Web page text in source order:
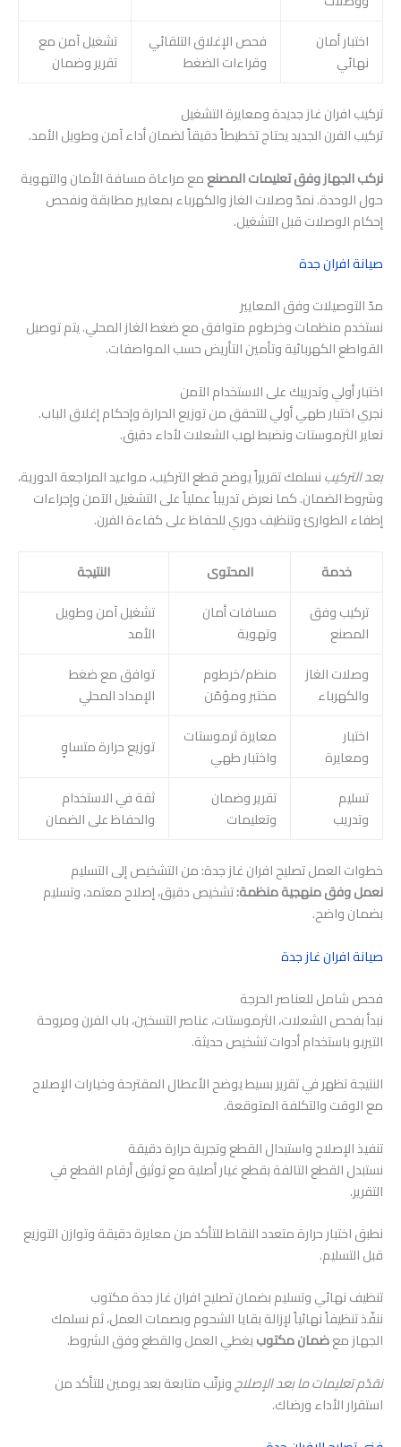
اختبار أمان
نهائي
فحص الإغلاق التلقائي
وقراءات الضغط
تشغيل آمن مع
تقرير وضمان
تركيب افران غاز جديدة ومعايرة التشغيل
تركيب الفرن الجديد يحتاج تخطيطاً دقيقاً لضمان أداء آمن وطويل الأمد.
نركب الجهاز وفق تعليمات المصنعمع مراعاة مسافة الأمان والتهوية
حول الوحدة. نمدّ وصلات الغاز والكهرباء بمعايير مطابقة ونفحص
إحكام الوصلات قبل التشغيل.
صيانة افران جدة
مدّ التوصيلات وفق المعايير
نستخدم منظمات وخرطوم متوافق مع ضغط الغاز المحلي. يتم توصيل
القواطع الكهربائية وتأمين التأريض حسب المواصفات.
اختبار أولي وتدريبك على الاستخدام الآمن
نجري اختبار طهي أولي للتحقق من توزيع الحرارة وإحكام إغلاق الباب.
نعاير الثرموستات ونضبط لهب الشعلات لأداء دقيق.
بعد التركيبنسلمك تقريراً يوضح قطع التركيب، مواعيد المراجعة الدورية،
وشروط الضمان. كما نعرض تدريباً عملياً على التشغيل الآمن وإجراءات
إطفاء الطوارئ وتنظيف دوري للحفاظ على كفاءة الفرن.
خدمة المحتوى
النتيجة
تركيب وفق
المصنع
مسافات أمان
وتهوية
تشغيل آمن وطويل
الأمد
وصلات الغاز
والكهرباء
منظم/خرطوم
مختبر ومؤمّن
توافق مع ضغط
الإمداد المحلي
اختبار
ومعايرة
معايرة ثرموستات
واختبار طهي
توزيع حرارة متساوٍ
تسليم
وتدريب
تقرير وضمان
وتعليمات
ثقة في الاستخدام
والحفاظ على الضمان
خطوات العمل تصليح افران غاز جدة: من التشخيص إلى التسليم
نعمل وفق منهجية منظمة:تشخيص دقيق، إصلاح معتمد، وتسليم
بضمان واضح.
صيانة افران غاز جدة
فحص شامل للعناصر الحرجة
نبدأ بفحص الشعلات، الثرموستات، عناصر التسخين، باب الفرن ومروحة
التيربو باستخدام أدوات تشخيص حديثة.
النتيجة تظهر في تقرير بسيط يوضح الأعطال المقترحة وخيارات الإصلاح
مع الوقت والتكلفة المتوقعة.
تنفيذ الإصلاح واستبدال القطع وتجربة حرارة دقيقة
نستبدل القطع التالفة بقطع غيار أصلية مع توثيق أرقام القطع في
التقرير.
نطبق اختبار حرارة متعدد النقاط للتأكد من معايرة دقيقة وتوازن التوزيع
قبل التسليم.
تنظيف نهائي وتسليم بضمان تصليح افران غاز جدة مكتوب
ننفّذ تنظيفاً نهائياً لإزالة بقايا الشحوم وبصمات العمل، ثم نسلمك
الجهاز معضمان مكتوبيغطي العمل والقطع وفق الشروط.
نقدّم تعليمات ما بعد الإصلاحونرتّب متابعة بعد يومين للتأكد من
استقرار الأداء ورضاك.